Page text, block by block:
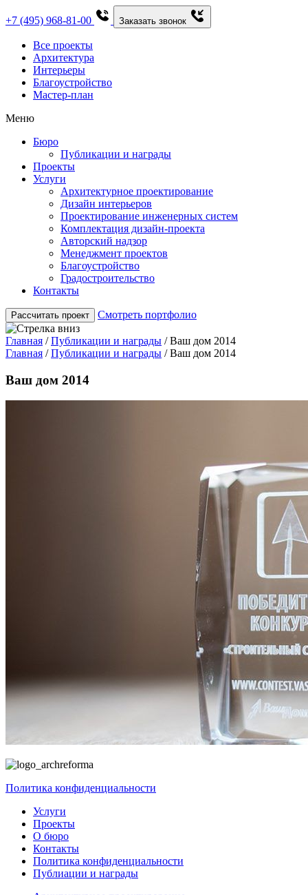
+7 (495) 968-81-00 Заказать звонок
Все проекты
Архитектура
Интерьеры
Благоустройство
Мастер-план
Меню
Бюро
Публикации и награды
Проекты
Услуги
Архитектурное проектирование
Дизайн интерьеров
Проектирование инженерных систем
Комплектация дизайн-проекта
Авторский надзор
Менеджмент проектов
Благоустройство
Градостроительство
Контакты
Рассчитать проект Смотреть портфолио
Главная /Публикации и награды /Ваш дом 2014
Главная /Публикации и награды /Ваш дом 2014
Ваш дом 2014
Политика конфиденциальности
Услуги
Проекты
О бюро
Контакты
Политика конфиденциальности
Публиации и награды